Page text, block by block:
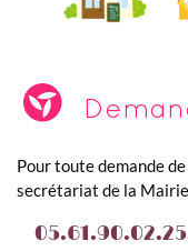
Pour toute demande
secrétariat de la